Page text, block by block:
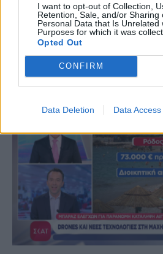
I want to opt-out of Collection,
Retention, Sale, and/or Sharing
Personal Data that Is Unrelated
Purposes for which it was
Opted Out
CONFIRM
Data Deletion Data Access
(VIDEOS) Αλλάζει ο
Δωδεκάνησα: Νέο
ενίσχυση του ΕΣΥ στη Ρόδο,